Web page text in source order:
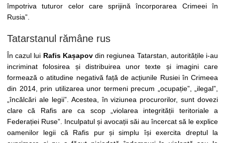
împotriva tuturor celor care sprijină încorporarea Crimeei în
Rusia”.
Tatarstanul rămâne rus
În cazul lui Rafis Kașapovdin regiunea Tatarstan, autoritățile i-au
incriminat folosirea și distribuirea unor texte și imagini care
formează o atitudine negativă față de acțiunile Rusiei în Crimeea
din 2014, prin utilizarea unor termeni precum „ocupație”, „ilegal”,
„încălcări ale legii”. Acestea, în viziunea procurorilor, sunt dovezi
clare că Rafis are ca scop „violarea integrității teritoriale a
Federației Ruse”. Inculpatul și avocații săi au încercat să le explice
oamenilor legii că Rafis pur și simplu își exercita dreptul la